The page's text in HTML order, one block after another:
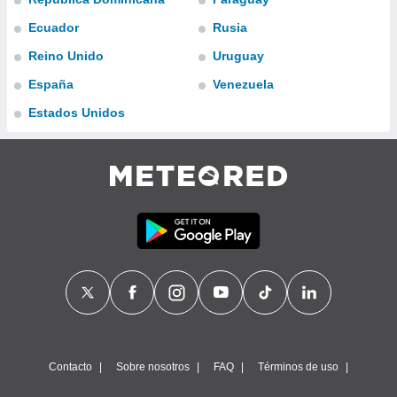
y
nuestra
y
cookies
Ecuador
Reino Unido
España
Estados Unidos
Rusia
Uruguay
Venezuela
Contacto Sobre nosotros FAQ Términos de uso